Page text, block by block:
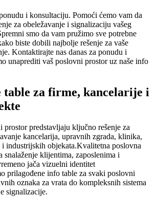
i konsultaciju. Pomoći ćemo vam da
za obeležavanje i signalizaciju vašeg
smo da vam pružimo sve potrebne
biste dobili najbolje rešenje za vaše
Kontaktirajte nas danas za ponudu i
unaprediti vaš poslovni prostor uz naše info
table za firme, kancelarije i
prostor predstavljaju ključno rešenje za
kancelarija, upravnih zgrada, klinika,
i industrijskih objekata.Kvalitetna poslovna
snalaženje klijentima, zaposlenima i
jača vizuelni identitet
prilagođene info table za svaki poslovni
oznaka za vrata do kompleksnih sistema
signalizacije.